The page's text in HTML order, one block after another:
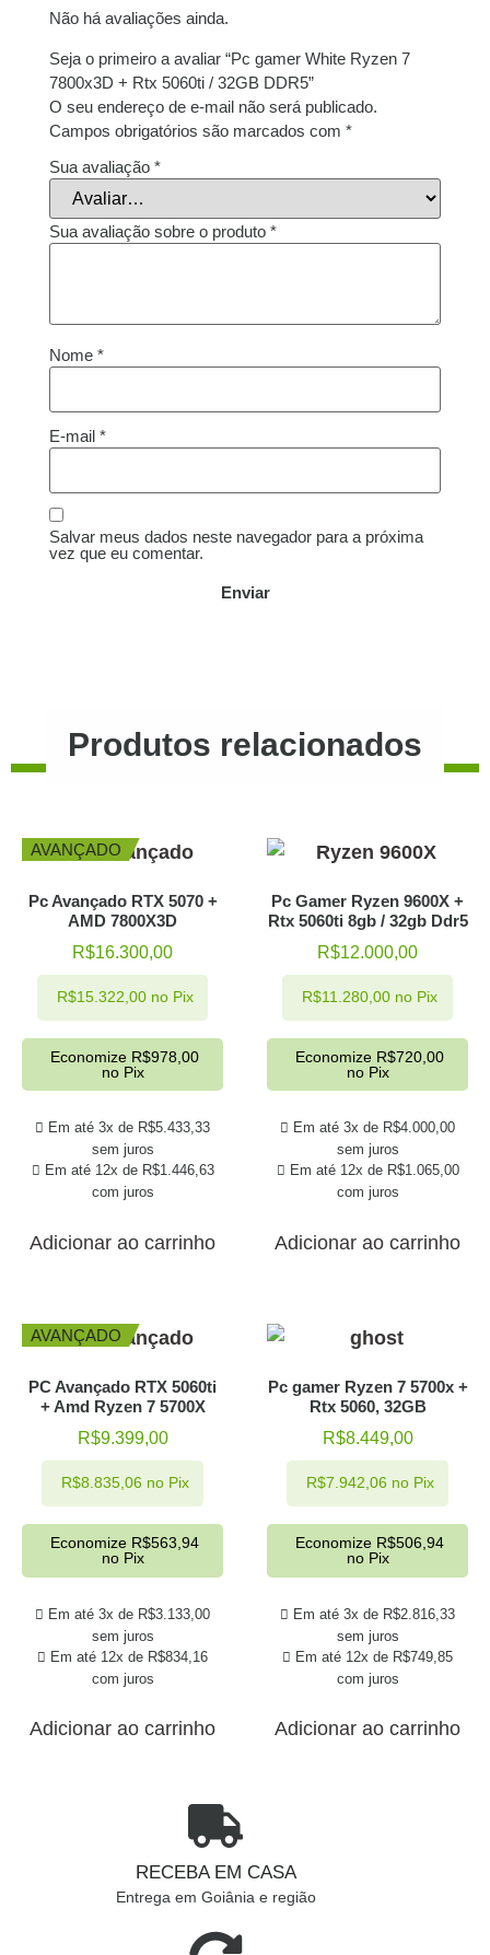
9x deR$1.475,93
10x de R$1.334,47
com juros
R$
11x deR$ 1.224,76
12x deR$ 1.133,34
Não há avaliações ainda.
Seja o primeiro a avaliar “Pc gamer White Ryzen 7
7800x3D + Rtx 5060ti / 32GB DDR5”
O seu endereço de e-mail não será publicado.
Campos obrigatórios são marcados com *
Sua avaliação *
Sua avaliação sobre o produto *
Nome *
E-mail *
Salvar meus dados neste navegador para a próxima
vez que eu comentar.
Produtos relacionados
AVANÇADO
Pc Avançado RTX 5070 +
AMD 7800X3D
R$16.300,00
Em até 3x de R$5.433,33
sem juros
Em até 12x de R$1.446,63
com juros
R$15.322,00 no Pix
Economize R$978,00
no Pix
Adicionar ao carrinho
Pc Gamer Ryzen 9600X +
Rtx 5060ti 8gb / 32gb Ddr5
R$12.000,00
Em até 3x de R$4.000,00
sem juros
Em até 12x de R$1.065,00
com juros
R$11.280,00 no Pix
Economize R$720,00
no Pix
Adicionar ao carrinho
AVANÇADO
PC Avançado RTX 5060ti
+ Amd Ryzen 7 5700X
R$9.399,00
Em até 3x de R$3.133,00
sem juros
Em até 12x de R$834,16
com juros
R$8.835,06 no Pix
Economize R$563,94
no Pix
Adicionar ao carrinho
Pc gamer Ryzen 7 5700x +
Rtx 5060, 32GB
R$8.449,00
Em até 3x de R$2.816,33
sem juros
Em até 12x de R$749,85
com juros
R$7.942,06 no Pix
Economize R$506,94
no Pix
Adicionar ao carrinho
RECEBA EM CASA
Entrega em Goiânia e região